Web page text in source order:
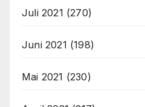
Juli 2021 (270)
Juni 2021 (198)
Mai 2021 (230)